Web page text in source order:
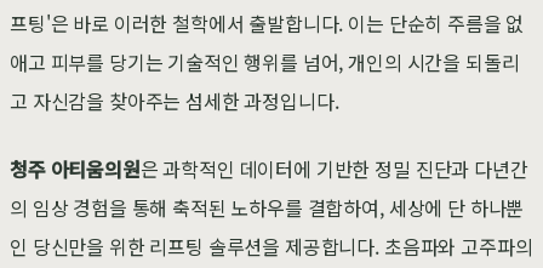
프팅'은 바로 이러한 철학에서 출발합니다. 이는 단순히 주름을 없
애고 피부를 당기는 기술적인 행위를 넘어, 개인의 시간을 되돌리
고 자신감을 찾아주는 섬세한 과정입니다.
청주 아티움의원은 과학적인 데이터에 기반한 정밀 진단과 다년간
의 임상 경험을 통해 축적된 노하우를 결합하여, 세상에 단 하나뿐
인 당신만을 위한 리프팅 솔루션을 제공합니다. 초음파와 고주파의